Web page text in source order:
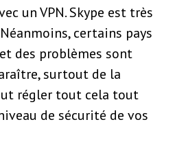
un VPN. Skype est très
certains pays
des problèmes sont
surtout de la
régler tout cela tout
de sécurité de vos